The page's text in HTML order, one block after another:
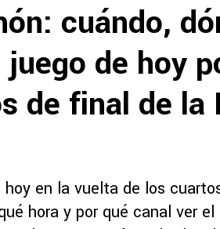
Méndez-Laing
Alajuelense
Herediano
Comunicaciones
Municipal
Olimpia
cuándo,
de hoy
de final de la
en la vuelta de los
hora y por qué canal ver el